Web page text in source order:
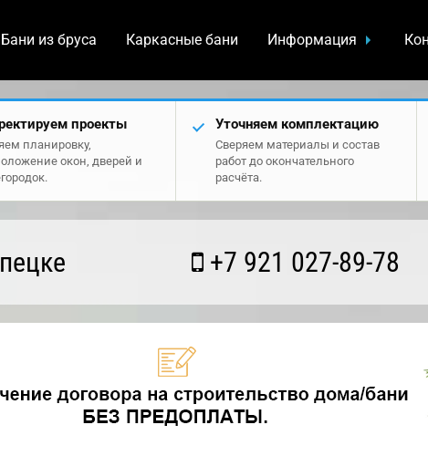
Бани из бруса Каркасные бани Информация
проекты
планировку,
окон, дверей и
Уточняем комплектацию
Сверяем материалы и состав
работ до окончательного
расчёта.
+7 921 027-89-78